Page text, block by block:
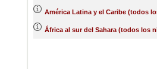
América Latina y el Caribe (todos
África al sur del Sahara (todos los